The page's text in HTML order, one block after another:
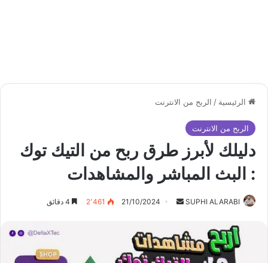
الرئيسية / الربح من الانترنت
الربح من الانترنت
دليلك لأبرز طرق ربح من التيك توك
: البث المباشر والمشاهدات
SUPHI ALARABI
أرسل 21/10/2024 2٬461